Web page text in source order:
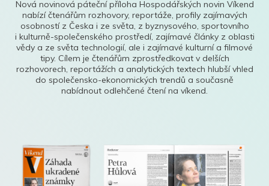
Nová novinová páteční příloha Hospodářských novin Víkend
nabízí čtenářům rozhovory, reportáže, profily zajímavých
osobností z Česka i ze světa, z byznysového, sportovního
i kulturně-společenského prostředí, zajímavé články z oblasti
vědy a ze světa technologií, ale i zajímavé kulturní a filmové
tipy. Cílem je čtenářům zprostředkovat v delších
rozhovorech, reportážích a analytických textech hlubší vhled
do společensko-ekonomických trendů a současně
nabídnout odlehčené čtení na víkend.